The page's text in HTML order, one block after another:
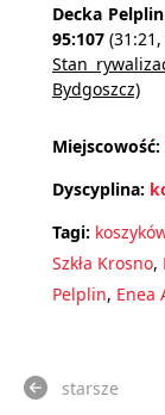
Decka
95:107
Stan
Bydgoszcz)
Miejscowość:
Dyscyplina:
Tagi:
Szkła Krosno,
Pelplin, Enea
starsze